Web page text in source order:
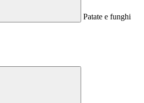
Patate e funghi